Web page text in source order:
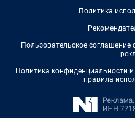
Политика
Пользовательское соглашение
Политика конфиденциальности
правила